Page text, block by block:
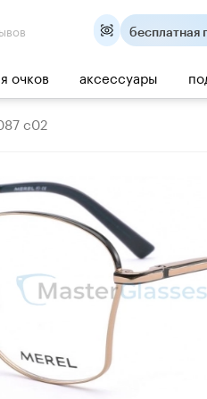
бесплатная
очков аксессуары
c02